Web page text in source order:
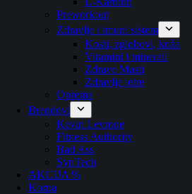
Preworkout
Zdravlje i imuni sistem
Kosti, zglobovi, koža
Vitamini i minerali
Zdrave Masti
Zdravlje jetre
Oprema
Brendovi
Kevin Levrone
Fitness Authority
Bad Ass
SynTech
AKCIJA %
Korpa